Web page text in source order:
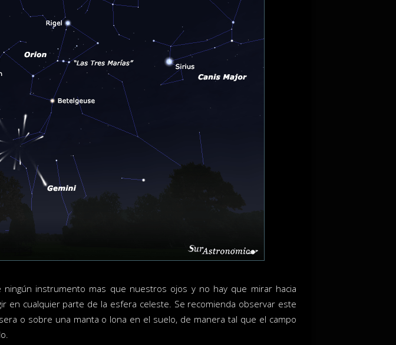
instrumento mas que nuestros ojos y no hay que mirar hacia
en cualquier parte de la esfera celeste. Se recomienda observar este
o sobre una manta o lona en el suelo, de manera tal que el campo